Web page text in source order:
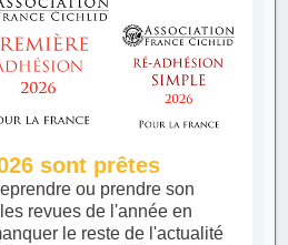
sont prêtes
ou prendre son
revues de l'année en
le reste de l'actualité